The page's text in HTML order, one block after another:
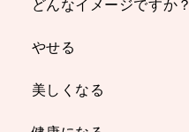
どんなイメージですか？
やせる
美しくなる